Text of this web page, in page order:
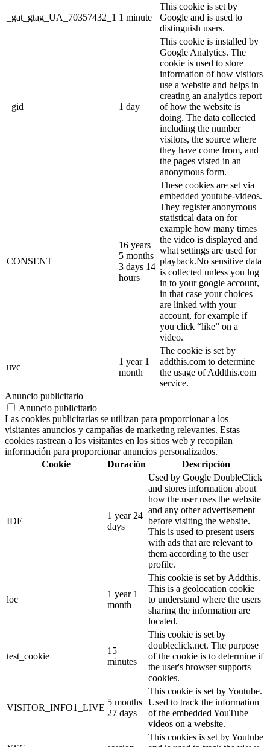
_gat_gtag_UA_70357432_1 1 minute
This cookie is set by
Google and is used to
distinguish users.
_gid 1 day
This cookie is installed by
Google Analytics. The
cookie is used to store
information of how visitors
use a website and helps in
creating an analytics report
of how the website is
doing. The data collected
including the number
visitors, the source where
they have come from, and
the pages visted in an
anonymous form.
CONSENT
16 years
5 months
3 days 14
hours
These cookies are set via
embedded youtube-videos.
They register anonymous
statistical data on for
example how many times
the video is displayed and
what settings are used for
playback.No sensitive data
is collected unless you log
in to your google account,
in that case your choices
are linked with your
account, for example if
you click “like” on a
video.
uvc
1 year 1
month
The cookie is set by
addthis.com to determine
the usage of Addthis.com
service.
Anuncio publicitario
Anuncio publicitario
Las cookies publicitarias se utilizan para proporcionar a los
visitantes anuncios y campañas de marketing relevantes. Estas
cookies rastrean a los visitantes en los sitios web y recopilan
información para proporcionar anuncios personalizados.
Cookie
Duración Descripción
IDE
1 year 24
days
Used by Google DoubleClick
and stores information about
how the user uses the website
and any other advertisement
before visiting the website.
This is used to present users
with ads that are relevant to
them according to the user
profile.
loc
1 year 1
month
This cookie is set by Addthis.
This is a geolocation cookie
to understand where the users
sharing the information are
located.
test_cookie
15
minutes
This cookie is set by
doubleclick.net. The purpose
of the cookie is to determine if
the user's browser supports
cookies.
VISITOR_INFO1_LIVE
5 months
27 days
This cookie is set by Youtube.
Used to track the information
of the embedded YouTube
videos on a website.
This cookies is set by Youtube